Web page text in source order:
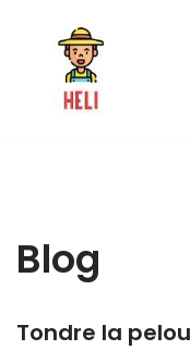
contenu
Blog
Tondre la